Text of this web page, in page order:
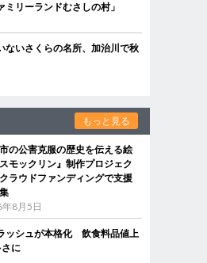
リーランドむさしの村」
ないさくらの名所、加治川で秋
もっと見る
の公害克服の歴史を伝える絵
モックリン』制作プロジェク
ラウドファンディングで支援
8月5日
ッシュが本格化 飲食料品値上
に